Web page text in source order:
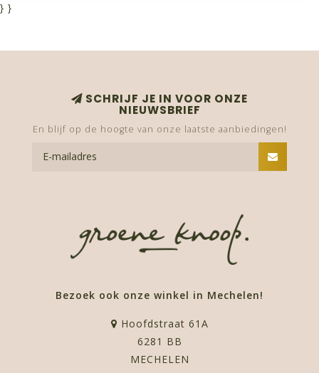
} }
SCHRIJF JE IN VOOR ONZE
NIEUWSBRIEF
En blijf op de hoogte van onze laatste aanbiedingen!
Bezoek ook onze winkel in Mechelen!
Hoofdstraat 61A
6281 BB
MECHELEN